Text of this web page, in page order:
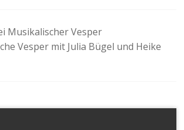
Musikalischer Vesper
Vesper mit Julia Bügel und Heike